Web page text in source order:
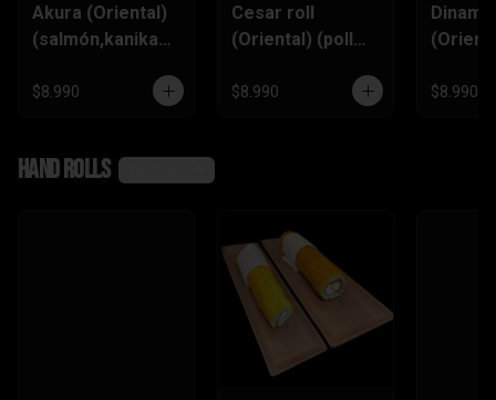
Akura (Oriental)
(salmón,kanikam
e)
$8.990
Cesar roll
(Oriental) (pollo
crema,ciboulette
$8.990
,queso
$8.990
Hand rolls